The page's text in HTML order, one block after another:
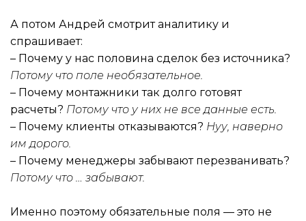
А потом Андрей смотрит аналитику и
спрашивает:
– Почему у нас половина сделок без источника?
Потому что поле необязательное.
– Почему монтажники так долго готовят
расчеты? Потому что у них не все данные есть.
– Почему клиенты отказываются? Нуу, наверно
им дорого.
– Почему менеджеры забывают перезванивать?
Потому что … забывают.
Именно поэтому обязательные поля — это не